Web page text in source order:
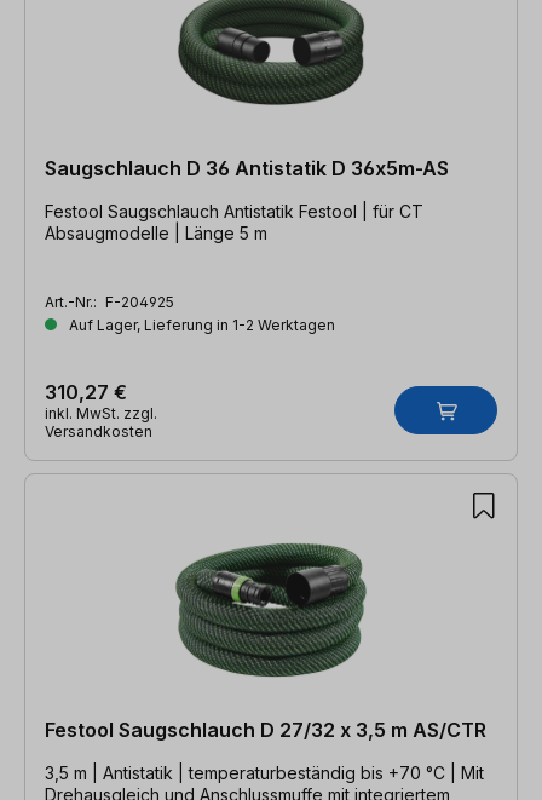
Saugschlauch D 36 Antistatik D 36x5m-AS
Festool Saugschlauch Antistatik Festool | für CT
Absaugmodelle | Länge 5 m
Art.-Nr.: F-204925
Auf Lager, Lieferung in 1-2 Werktagen
310,27 €
inkl. MwSt. zzgl.
Versandkosten
Festool Saugschlauch D 27/32 x 3,5 m AS/CTR
3,5 m | Antistatik | temperaturbeständig bis +70 °C | Mit
Drehausgleich und Anschlussmuffe mit integriertem